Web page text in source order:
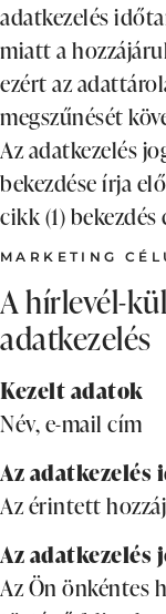
adatkezelés
miatt a
ezért az
megszűnését
Az adatkezelés
bekezdése írja
cikk (1)
MARKETING
A hírlevél-
adatkezelés
Kezelt adatok
Név, e-mail cím
Az adatkezelés
Az érintett
Az adatkezelés
Az Ön önkéntes